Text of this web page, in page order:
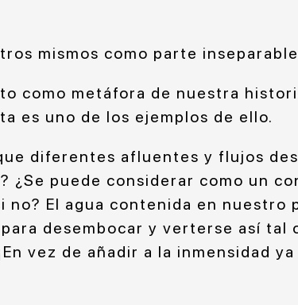
mismos como parte
como metáfora de nuestra
es uno de los ejemplos de ello.
diferentes afluentes y flujos
¿Se puede considerar como un
no? El agua contenida en nuestro
desembocar y verterse así tal
vez de añadir a la inmensidad